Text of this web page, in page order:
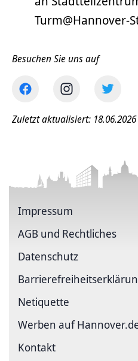
Turm@Hannover-
Besuchen Sie uns auf
Zuletzt aktualisiert: 18.06.2026
Impressum
AGB und Rechtliches
Datenschutz
Netiquette
Werben auf
Kontakt